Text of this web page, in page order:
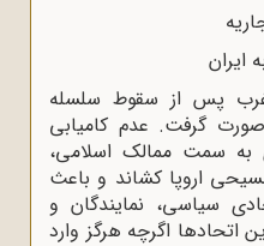
ایران
غرب پس از سقوط سلسله‌
گرفت. عدم کامیابی
به سمت ممالک اسلامی،
اروپا کشاند و باعث
سیاسی، نمایندگان و
اتحادها اگرچه هرگز وارد